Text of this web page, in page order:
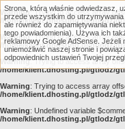
Warning : Trying to access array
/home/klient.dhosting.pl/gtlodz/
Warning: Trying to access array
/home/klient.dhosting.pl/gtlodz/
Warning: Trying to access array
/home/klient.dhosting.pl/gtlodz/
Warning: Trying to access array
/home/klient.dhosting.pl/gtlodz/
Warning: Undefined variable
/home/klient.dhosting.pl/gtlodz/
Strona, którą właśnie odwiedzasz,
przede wszystkim do utrzymywania
ale również do zapamiętywania
tego powiadomienia). Używa ich
reklamowy Google AdSense.
uniemożliwić naszej stronie i
odpowiednich ustawień Twojej